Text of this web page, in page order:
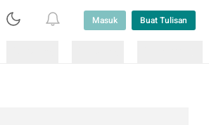
Masuk Buat Tulisan